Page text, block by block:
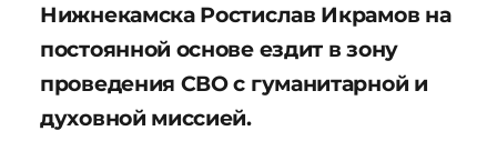
Нижнекамска Ростислав Икрамов на
постоянной основе ездит в зону
проведения СВО с гуманитарной и
духовной миссией.